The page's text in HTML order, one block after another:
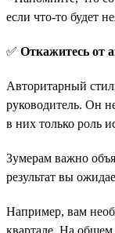
если что-то будет
✅ Откажитесь от
Авторитарный
руководитель. Он
в них только роль
Зумерам важно
результат вы
Например, вам
квартале. На